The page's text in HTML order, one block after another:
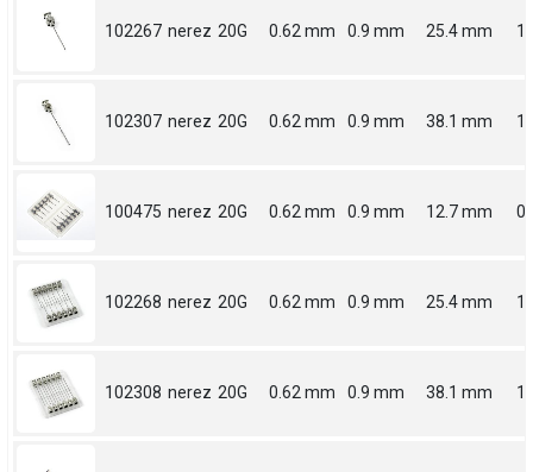
102267 nerez 20G 0.62 mm 0.9 mm 25.4 mm 1
102307 nerez 20G 0.62 mm 0.9 mm 38.1 mm
100475 nerez 20G 0.62 mm 0.9 mm 12.7 mm
102268 nerez 20G 0.62 mm 0.9 mm 25.4 mm 1
102308 nerez 20G 0.62 mm 0.9 mm 38.1 mm